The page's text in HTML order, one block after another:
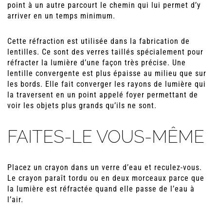
point à un autre parcourt le chemin qui lui permet d’y
arriver en un temps minimum.
Cette réfraction est utilisée dans la fabrication de
lentilles. Ce sont des verres taillés spécialement pour
réfracter la lumière d’une façon très précise. Une
lentille convergente est plus épaisse au milieu que sur
les bords. Elle fait converger les rayons de lumière qui
la traversent en un point appelé foyer permettant de
voir les objets plus grands qu’ils ne sont.
FAITES-LE VOUS-MÊME
Placez un crayon dans un verre d’eau et reculez-vous.
Le crayon paraît tordu ou en deux morceaux parce que
la lumière est réfractée quand elle passe de l’eau à
l’air.